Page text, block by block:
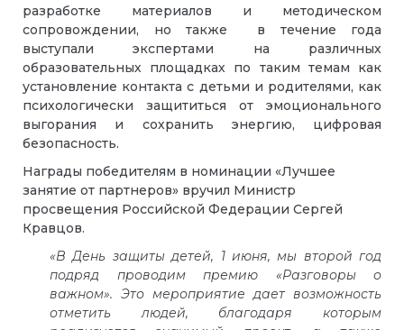
разработке материалов и методическом
сопровождении, но также в течение года
выступали экспертами на различных
образовательных площадках по таким темам как
установление контакта с детьми и родителями, как
психологически защититься от эмоционального
выгорания и сохранить энергию, цифровая
безопасность.
Награды победителям в номинации «Лучшее
занятие от партнеров» вручил Министр
просвещения Российской Федерации Сергей
Кравцов.
«В День защиты детей, 1 июня, мы второй год
подряд проводим премию «Разговоры о
важном». Это мероприятие дает возможность
отметить людей, благодаря которым